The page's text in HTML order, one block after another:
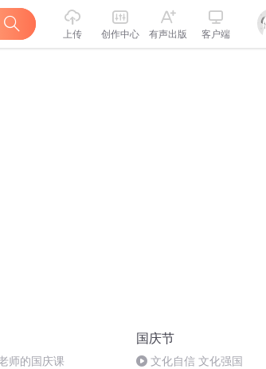
上传 创作中心 有声出版 客户端
师的国庆课
国庆节
文化自信 文化强国